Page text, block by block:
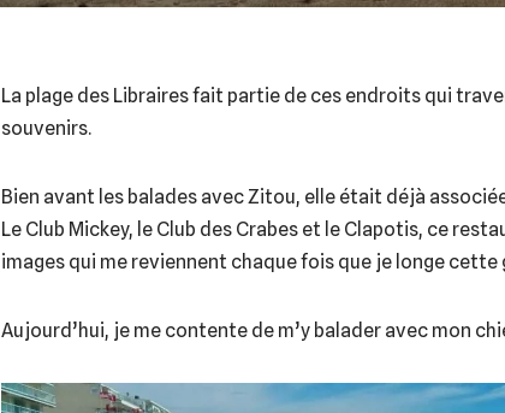
La plage des Libraires fait partie de ces endroits qui
souvenirs.
Bien avant les balades avec Zitou, elle était déjà
Le Club Mickey, le Club des Crabes et le Clapotis, ce
images qui me reviennent chaque fois que je longe cette
Aujourd’hui, je me contente de m’y balader avec mon